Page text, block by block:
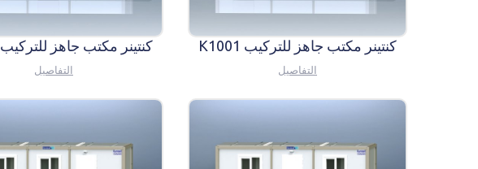
كنتينر مكتب جاهز للتركيب K1001
التفاصيل
كنتينر مكتب جاهز للتركيب K1002
التفاصيل